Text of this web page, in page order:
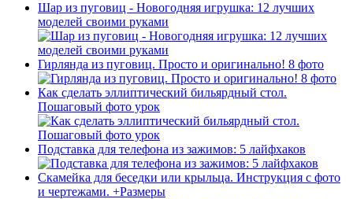
Шар из пуговиц - Новогодняя игрушка: 12 лучших
моделей своими руками
Гирлянда из пуговиц. Просто и оригинально! 8 фото
Как сделать эллиптический бильярдный стол.
Пошаговый фото урок
Подставка для телефона из зажимов: 5 лайфхаков
Скамейка для беседки или крыльца. Инструкция с фото
и чертежами. +Размеры